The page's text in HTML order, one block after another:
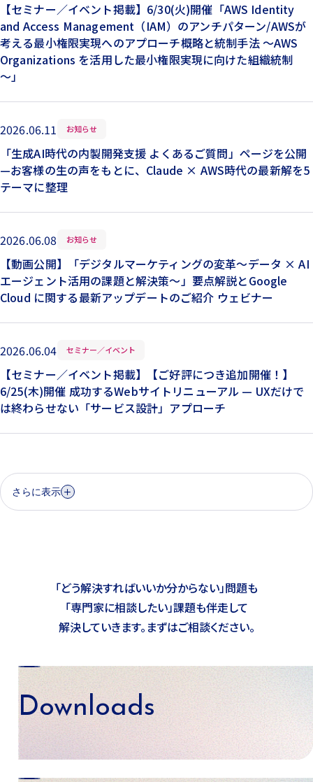
【セミナー／イベント掲載】6/30(火)開催「AWS Identity
and Access Management（IAM）のアンチパターン/AWSが
考える最小権限実現へのアプローチ概略と統制手法 ～AWS
Organizations を活用した最小権限実現に向けた組織統制
～」
2026.06.11 お知らせ
「生成AI時代の内製開発支援 よくあるご質問」ページを公開
—お客様の生の声をもとに、Claude × AWS時代の最新解を5
テーマに整理
2026.06.08 お知らせ
【動画公開】「デジタルマーケティングの変革～データ × AI
エージェント活用の課題と解決策～」要点解説とGoogle
Cloud に関する最新アップデートのご紹介 ウェビナー
2026.06.04 セミナー／イベント
【セミナー／イベント掲載】【ご好評につき追加開催！】
6/25(木)開催 成功するWebサイトリニューアル — UXだけで
は終わらせない「サービス設計」アプローチ
さらに表示
「どう解決すればいいか分からない」問題も
「専門家に相談したい」課題も伴走して
解決していきます。まずはご相談ください。
Downloads